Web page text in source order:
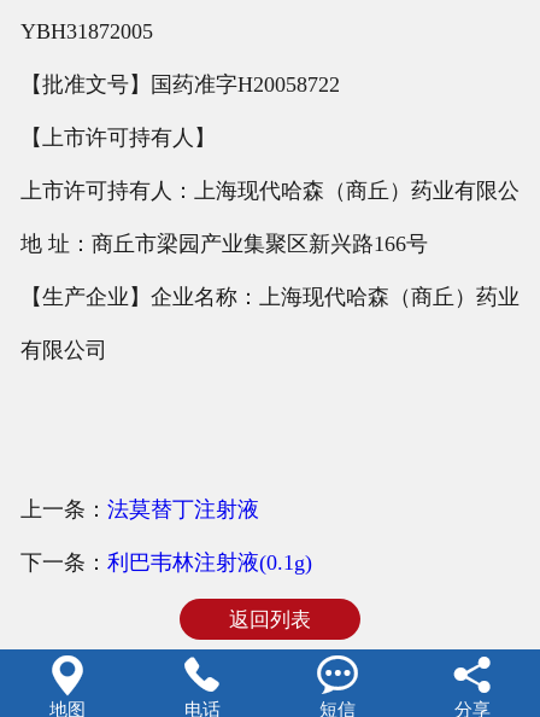
YBH31872005
【批准文号】国药准字H20058722
【上市许可持有人】
上市许可持有人：上海现代哈森（商丘）药业有限公
地 址：商丘市梁园产业集聚区新兴路166号
【生产企业】企业名称：上海现代哈森（商丘）药业
有限公司
上一条： 法莫替丁注射液
下一条： 利巴韦林注射液(0.1g)
返回列表

地图

电话

短信

分享